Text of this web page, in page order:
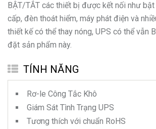
BẬT/TẮT các thiết bị được kết nối như
cấp, đèn thoát hiểm, máy phát điện và
thiết kế có thể thay nóng, UPS có thể vẫn
đặt sản phẩm này.
TÍNH NĂNG
Rơ-le Công Tắc Khô
Giám Sát Tình Trạng UPS
Tương thích với chuẩn RoHS